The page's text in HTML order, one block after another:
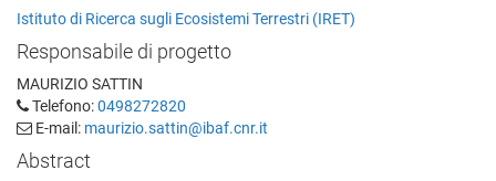
Istituto di Ricerca sugli Ecosistemi Terrestri (IRET)
Responsabile di progetto
MAURIZIO SATTIN
Telefono:0498272820
E-mail: maurizio.sattin@ibaf.cnr.it
Abstract